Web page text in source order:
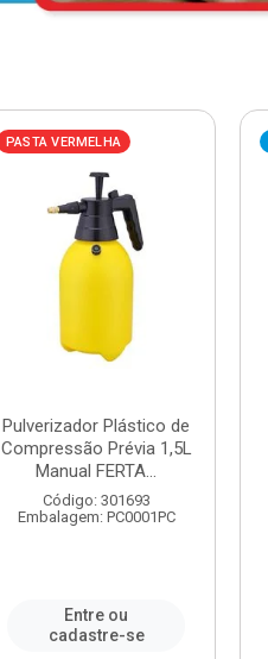
PASTA VERMELHA
Pulverizador Plástico de
Compressão Prévia 1,5L
Manual FERTA...
Código: 301693
Embalagem: PC0001PC
Entre ou
cadastre-se